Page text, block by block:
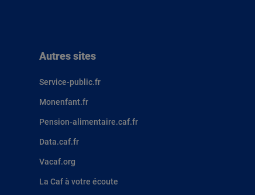
Autres sites
Service-public.fr
Monenfant.fr
Pension-alimentaire.caf.fr
Data.caf.fr
Vacaf.org
La Caf à votre écoute